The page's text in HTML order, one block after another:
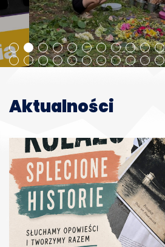
Aktualności